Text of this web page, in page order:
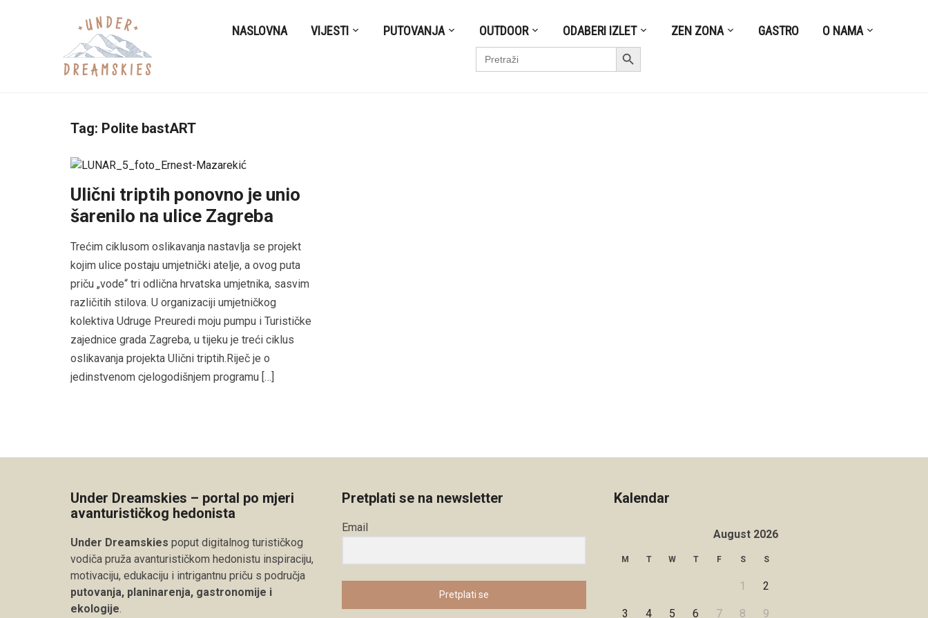
NASLOVNA VIJESTI PUTOVANJA OUTDOOR ODABERI IZLET ZEN ZONA GASTRO O NAMA
Search
for:
Search Button
Tag: Polite bastART
Ulični triptih ponovno je unio
šarenilo na ulice Zagreba
Trećim ciklusom oslikavanja nastavlja se projekt
kojim ulice postaju umjetnički atelje, a ovog puta
priču „vode“ tri odlična hrvatska umjetnika, sasvim
različitih stilova. U organizaciji umjetničkog
kolektiva Udruge Preuredi moju pumpu i Turističke
zajednice grada Zagreba, u tijeku je treći ciklus
oslikavanja projekta Ulični triptih.Riječ je o
jedinstvenom cjelogodišnjem programu […]
Under Dreamskies – portal po mjeri
avanturističkog hedonista
Under Dreamskies poput digitalnog turističkog
vodiča pruža avanturističkom hedonistu inspiraciju,
motivaciju, edukaciju i intrigantnu priču s područja
putovanja, planinarenja, gastronomije i
ekologije.
Pretplati se na newsletter
Email
Pretplati se
Kalendar
August 2026
M T W T F S S
1 2
3 4 5 6 7 8 9